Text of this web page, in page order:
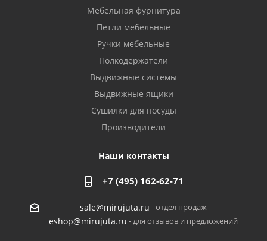
Мебельная фурнитура
Петли мебельные
Ручки мебельные
Полкодержатели
Выдвижные системы
Выдвижные ящики
Сушилки для посуды
Производители
Наши контакты
+7 (495) 162-62-71
sale@mirujuta.ru - отдел продаж
eshop@mirujuta.ru - для отзывов и предложений